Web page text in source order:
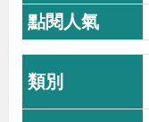
辦
宣
導